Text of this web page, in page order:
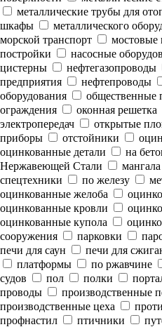
металлические трубы для
шкафы
металлического
морской транспорт
мостовые
постройки
насосные
цистерны
нефтегазопроводы
предприятия
нефтепроводы
оборудования
общественные
ограждения
оконная решетка
электропередач
открытые
приборы
отстойники
оцинкованные детали
на
Нержавеющей Стали
мангала
спецтехники
по железу
оцинкованные желоба
оцинкованные кровли
оцинкованные купола
сооружения
парковки
печи для саун
печи для
платформы
по ржавчине
судов
пол полки
проводы
производственные
производственные цеха
профнастил
птичники